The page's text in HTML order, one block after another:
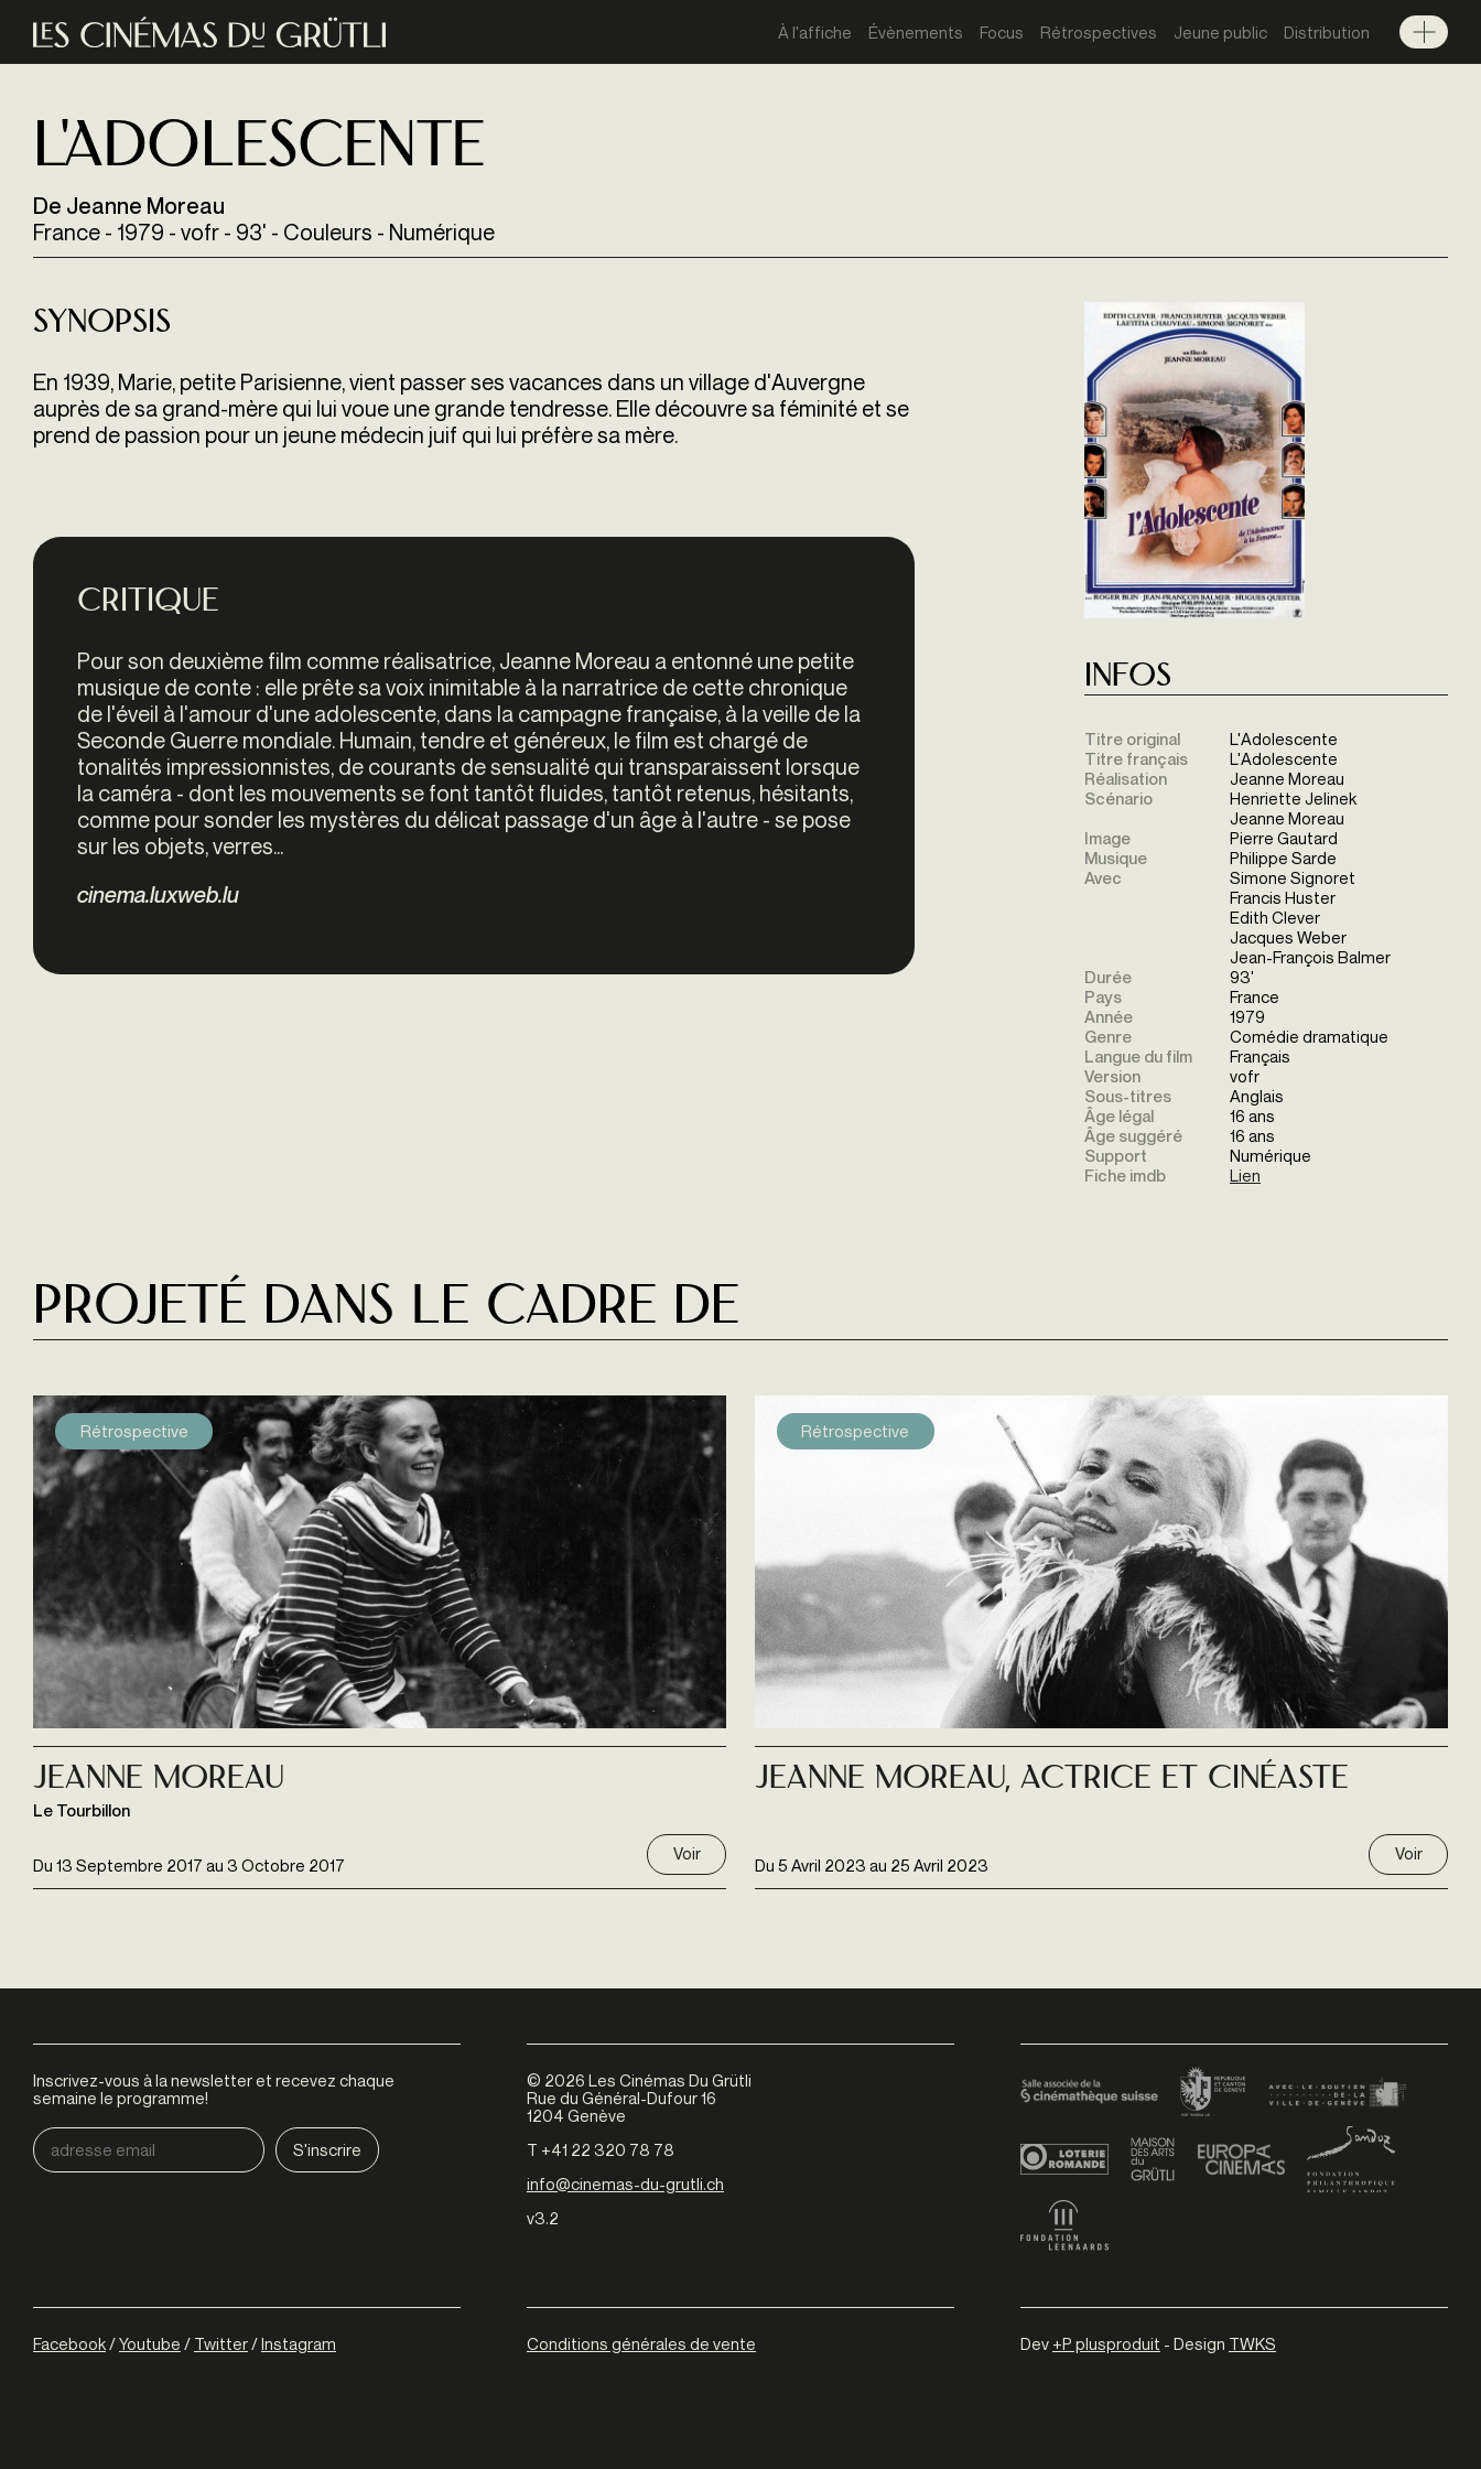
Aller au contenu principal
À l'affiche Évènements Focus Rétrospectives Jeune public Distribution
Menu
L'Adolescente
De Jeanne Moreau
France - 1979 - vofr - 93' - Couleurs - Numérique
Synopsis
En 1939, Marie, petite Parisienne, vient passer ses vacances dans un village d'Auvergne
auprès de sa grand-mère qui lui voue une grande tendresse. Elle découvre sa féminité et se
prend de passion pour un jeune médecin juif qui lui préfère sa mère.
Critique
Pour son deuxième film comme réalisatrice, Jeanne Moreau a entonné une petite
musique de conte : elle prête sa voix inimitable à la narratrice de cette chronique
de l'éveil à l'amour d'une adolescente, dans la campagne française, à la veille de la
Seconde Guerre mondiale. Humain, tendre et généreux, le film est chargé de
tonalités impressionnistes, de courants de sensualité qui transparaissent lorsque
la caméra - dont les mouvements se font tantôt fluides, tantôt retenus, hésitants,
comme pour sonder les mystères du délicat passage d'un âge à l'autre - se pose
sur les objets, verres...
cinema.luxweb.lu
Infos
Titre original
L'Adolescente
Titre français
L'Adolescente
Réalisation
Jeanne Moreau
Scénario
Henriette Jelinek
Jeanne Moreau
Image
Pierre Gautard
Musique
Philippe Sarde
Avec
Simone Signoret
Francis Huster
Edith Clever
Jacques Weber
Jean-François Balmer
Durée
93'
Pays
France
Année
1979
Genre
Comédie dramatique
Langue du film
Français
Version
vofr
Sous-titres
Anglais
Âge légal
16 ans
Âge suggéré
16 ans
Support
Numérique
Fiche imdb
Lien
Projeté dans le cadre de
Rétrospective
Du 13 Septembre 2017 au 3 Octobre 2017
Jeanne Moreau
Le Tourbillon
Voir
Rétrospective
Du 5 Avril 2023 au 25 Avril 2023
Jeanne Moreau, actrice et cinéaste
Voir
Inscrivez-vous à la newsletter et recevez chaque
semaine le programme!
© 2026 Les Cinémas Du Grütli
Rue du Général-Dufour 16
1204 Genève
T +41 22 320 78 78
info@cinemas-du-grutli.ch
v3.2
Facebook/Youtube / Twitter/Instagram Conditions générales de vente Dev +P plusproduit - Design TWKS